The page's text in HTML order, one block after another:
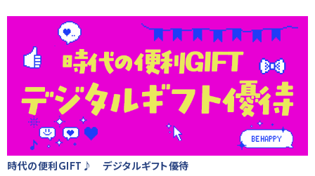
時代の便利GIFT♪ デジタルギフト優待